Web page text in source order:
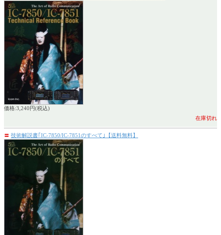
価格:3,240円(税込)
在庫切れ
〓 技術解説書｢IC-7850/IC-7851のすべて｣【送料無料】